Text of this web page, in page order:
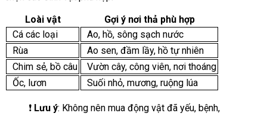
Loài vật
Gợi ý nơi thả phù hợp
Cá các loại
Ao, hồ, sông sạch nước
Rùa
Ao sen, đầm lầy, hồ tự nhiên
Chim sẻ, bồ câu
Vườn cây, công viên, nơi thoáng
Ốc, lươn
Suối nhỏ, mương, ruộng lúa
❗ Lưu ý: Không nên mua động vật đã yếu, bệnh,